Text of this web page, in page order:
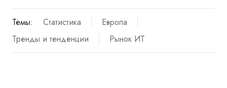
Темы: Статистика
Европа
Тренды и тенденции
Рынок ИТ